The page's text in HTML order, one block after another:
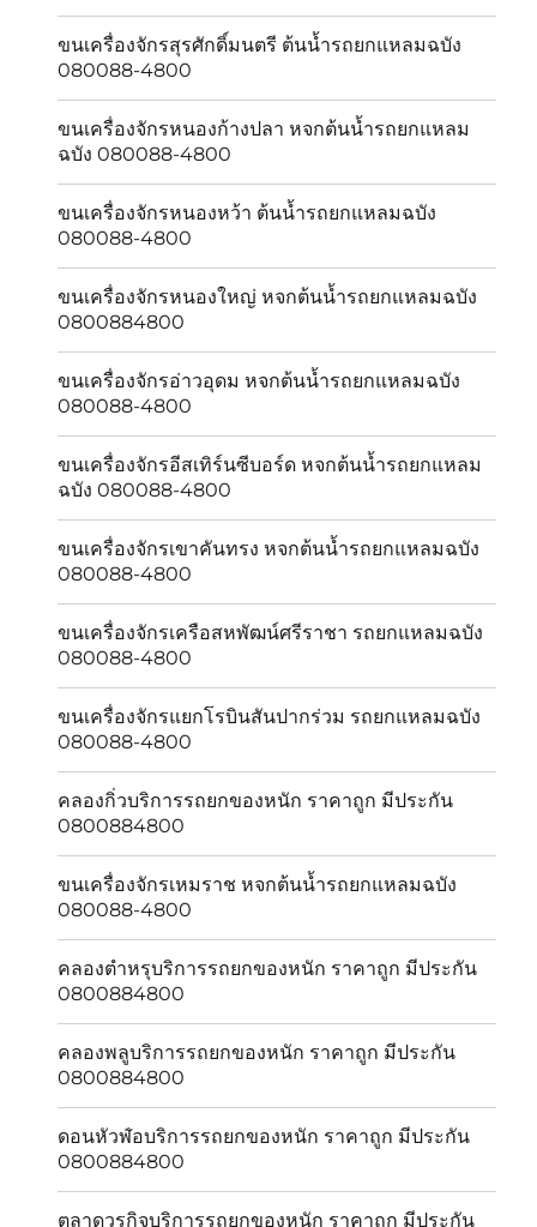
ขนเครื่องจักรสุรศักดิ์มนตรี ต้นน้ำรถยกแหลมฉบัง
080088-4800
ขนเครื่องจักรหนองก้างปลา หจกต้นน้ำรถยกแหลม
ฉบัง 080088-4800
ขนเครื่องจักรหนองหว้า ต้นน้ำรถยกแหลมฉบัง
080088-4800
ขนเครื่องจักรหนองใหญ่ หจกต้นน้ำรถยกแหลมฉบัง
0800884800
ขนเครื่องจักรอ่าวอุดม หจกต้นน้ำรถยกแหลมฉบัง
080088-4800
ขนเครื่องจักรอีสเทิร์นซีบอร์ด หจกต้นน้ำรถยกแหลม
ฉบัง 080088-4800
ขนเครื่องจักรเขาคันทรง หจกต้นน้ำรถยกแหลมฉบัง
080088-4800
ขนเครื่องจักรเครือสหพัฒน์ศรีราชา รถยกแหลมฉบัง
080088-4800
ขนเครื่องจักรแยกโรบินสันปากร่วม รถยกแหลมฉบัง
080088-4800
คลองกิ่วบริการรถยกของหนัก ราคาถูก มีประกัน
0800884800
ขนเครื่องจักรเหมราช หจกต้นน้ำรถยกแหลมฉบัง
080088-4800
คลองตำหรุบริการรถยกของหนัก ราคาถูก มีประกัน
0800884800
คลองพลูบริการรถยกของหนัก ราคาถูก มีประกัน
0800884800
ดอนหัวฬ่อบริการรถยกของหนัก ราคาถูก มีประกัน
0800884800
ตลาดวรกิจบริการรถยกของหนัก ราคาถูก มีประกัน